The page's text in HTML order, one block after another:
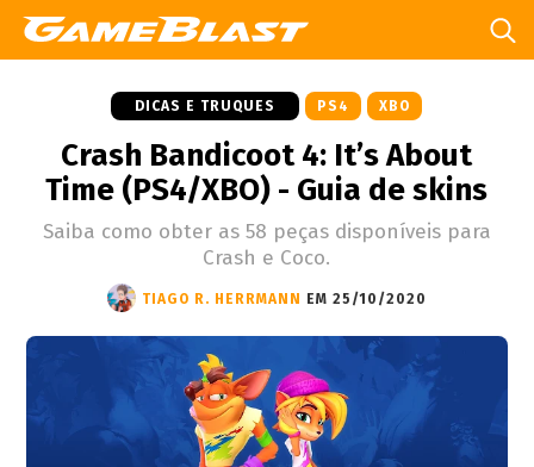
DICAS E TRUQUES PS4 XBO
Crash Bandicoot 4: It’s About
Time (PS4/XBO) - Guia de skins
Saiba como obter as 58 peças disponíveis para
Crash e Coco.
TIAGO R. HERRMANN EM 25/10/2020